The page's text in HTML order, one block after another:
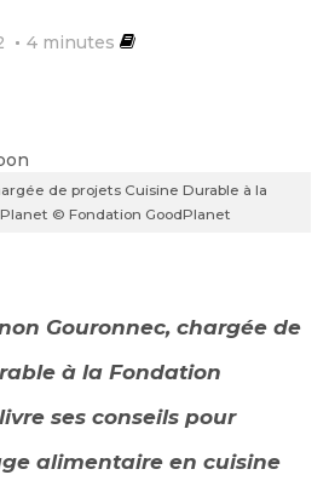
4 minutes
SUR FACEBOOK
SUR LINKEDIN
de projets Cuisine Durable à la
© Fondation GoodPlanet
Gouronnec, chargée de
à la Fondation
ses conseils pour
alimentaire en cuisine